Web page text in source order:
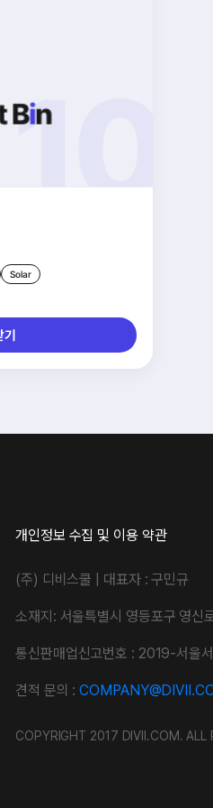
Solar
기
개인정보 수집 및 이용 약관
(주) 디비스쿨 | 대표자 : 구민규
소재지: 서울특별시 영등포구 영
통신판매업신고번호 : 2019-서울
견적 문의 :
COPYRIGHT 2017 DIVII.COM. ALL